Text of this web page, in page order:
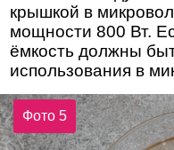
крышкой в
мощности 800 Вт.
ёмкость должны
использования в
Фото 5